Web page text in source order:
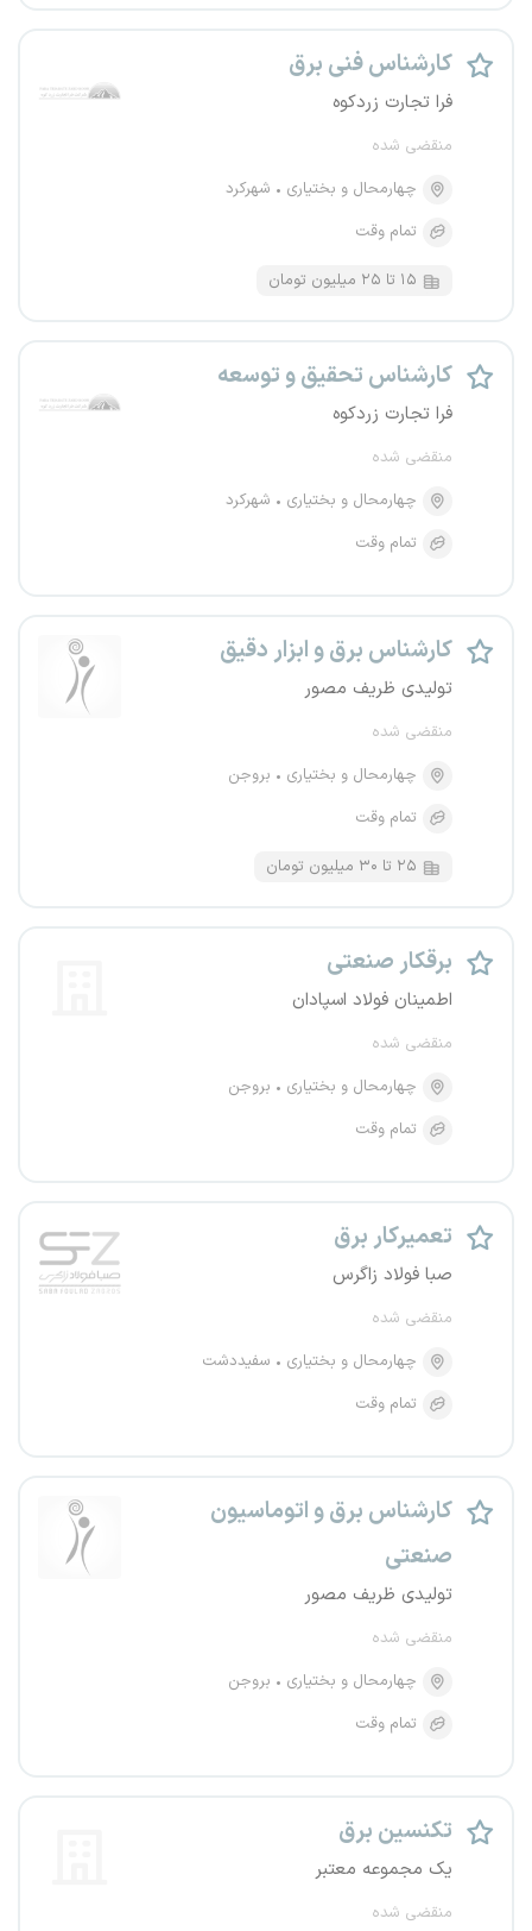
کارشناس فنی برق
فرا تجارت زردکوه
منقضی شده
چهارمحال و بختیاری
شهرکرد
تمام وقت
۱۵ تا ۲۵ میلیون تومان
کارشناس تحقیق و توسعه
فرا تجارت زردکوه
منقضی شده
چهارمحال و بختیاری
شهرکرد
تمام وقت
کارشناس برق و ابزار دقیق
تولیدی ظریف مصور
منقضی شده
چهارمحال و بختیاری
بروجن
تمام وقت
۲۵ تا ۳۰ میلیون تومان
برقکار صنعتی
اطمینان فولاد اسپادان
منقضی شده
چهارمحال و بختیاری
بروجن
تمام وقت
تعمیرکار برق
صبا فولاد زاگرس
منقضی شده
چهارمحال و بختیاری
سفیددشت
تمام وقت
کارشناس برق و اتوماسیون
صنعتی
تولیدی ظریف مصور
منقضی شده
چهارمحال و بختیاری
بروجن
تمام وقت
تکنسین برق
یک مجموعه معتبر
منقضی شده